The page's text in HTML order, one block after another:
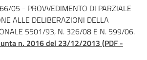
05 - PROVVEDIMENTO DI PARZIALE
ALLE DELIBERAZIONI DELLA
5501/93, N. 326/08 E N. 599/06.
n. 2016 del 23/12/2013 (PDF -